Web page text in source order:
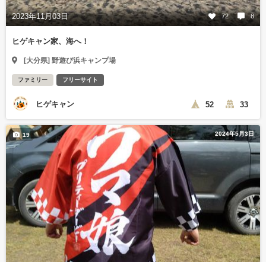
2023年11月03日 72 8
ヒゲキャン家、海へ！
[大分県] 野遊び浜キャンプ場
ファミリー フリーサイト
ヒゲキャン 52 33
2024年5月3日
19